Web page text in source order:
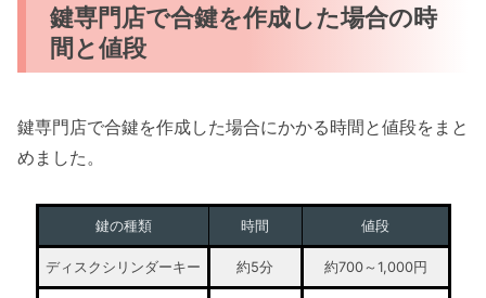
鍵専門店で合鍵を作成した場合の時
間と値段
鍵専門店で合鍵を作成した場合にかかる時間と値段をまと
めました。
鍵の種類 時間 値段
ディスクシリンダーキー 約5分 約700～1,000円